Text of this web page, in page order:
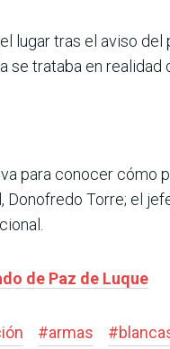
lugar tras el aviso
trataba en realidad
para conocer cómo
Torre; el
de Paz de Luque
#armas #